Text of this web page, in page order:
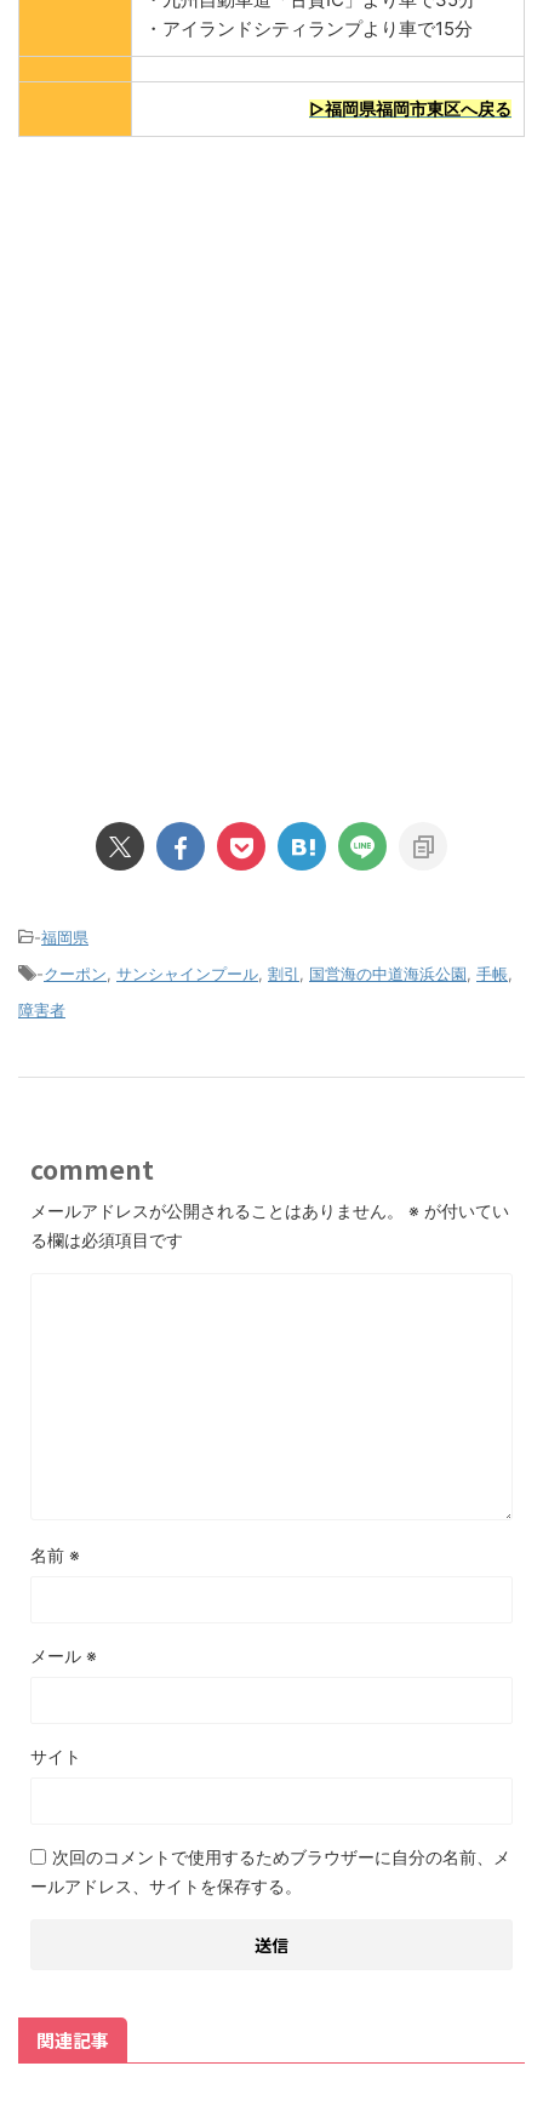
・アイランドシティランプより車で15分
▷福岡県福岡市東区へ戻る
-福岡県
-クーポン サンシャインプール 割引 国営海の中道海浜公園 手帳
障害者
comment
メールアドレスが公開されることはありません。 ※ が付いてい
る欄は必須項目です
名前 ※
メール ※
サイト
次回のコメントで使用するためブラウザーに自分の名前、メ
ールアドレス、サイトを保存する。
関連記事